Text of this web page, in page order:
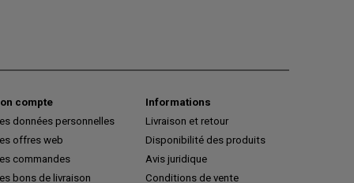
compte
données personnelles
offres web
commandes
bons de livraison
Informations
Livraison et retour
Disponibilité des produits
Avis juridique
Conditions de vente